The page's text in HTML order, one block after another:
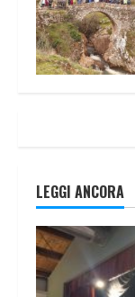
LEGGI ANCORA